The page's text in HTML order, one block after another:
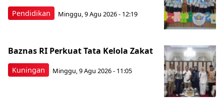
Pendidikan Minggu, 9 Agu 2026 - 12:19
Kuningan
Baznas RI Perkuat Tata Kelola Zakat
Minggu, 9 Agu 2026 - 11:05